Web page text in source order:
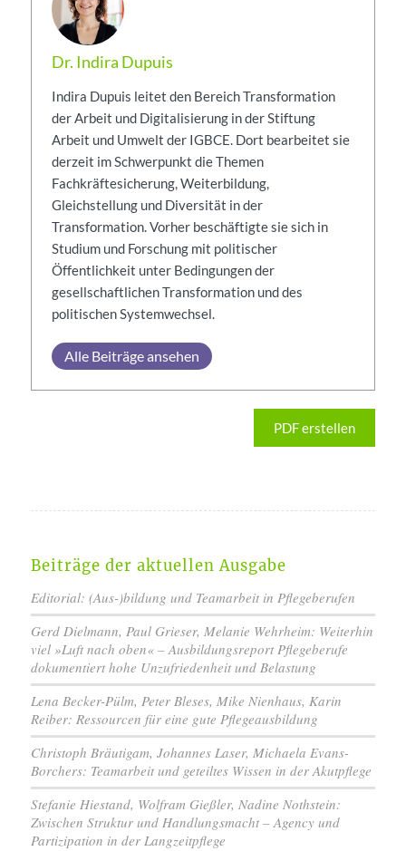
Dr. Indira Dupuis
Indira Dupuis leitet den Bereich Transformation
der Arbeit und Digitalisierung in der Stiftung
Arbeit und Umwelt der IGBCE. Dort bearbeitet sie
derzeit im Schwerpunkt die Themen
Fachkräftesicherung, Weiterbildung,
Gleichstellung und Diversität in der
Transformation. Vorher beschäftigte sie sich in
Studium und Forschung mit politischer
Öffentlichkeit unter Bedingungen der
gesellschaftlichen Transformation und des
politischen Systemwechsel.
Alle Beiträge ansehen
PDF erstellen
Beiträge der aktuellen Ausgabe
Editorial: (Aus-)bildung und Teamarbeit in Pflegeberufen
Gerd Dielmann, Paul Grieser, Melanie Wehrheim: Weiterhin
viel »Luft nach oben« – Ausbildungsreport Pflegeberufe
dokumentiert hohe Unzufriedenheit und Belastung
Lena Becker-Pülm, Peter Bleses, Mike Nienhaus, Karin
Reiber: Ressourcen für eine gute Pflegeausbildung
Christoph Bräutigam, Johannes Laser, Michaela Evans-
Borchers: Teamarbeit und geteiltes Wissen in der Akutpflege
Stefanie Hiestand, Wolfram Gießler, Nadine Nothstein:
Zwischen Struktur und Handlungsmacht – Agency und
Partizipation in der Langzeitpflege